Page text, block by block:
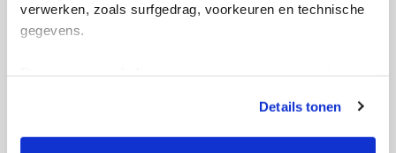
verwerken, zoals surfgedrag, voorkeuren en technische
gegevens.
tonen. Je kunt je toestemming op elk moment wijzigen of
intrekken via Cookie instellingen onderaan de pagina. De
Details tonen
Ik wil bijdragen aan de transactiekosten
Doneer nu